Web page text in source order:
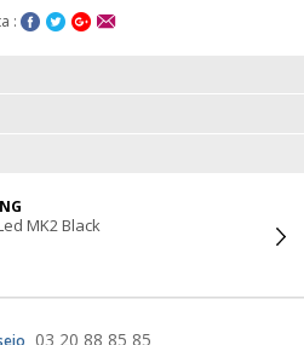
:
MK2 Black
03 20 88 85 85